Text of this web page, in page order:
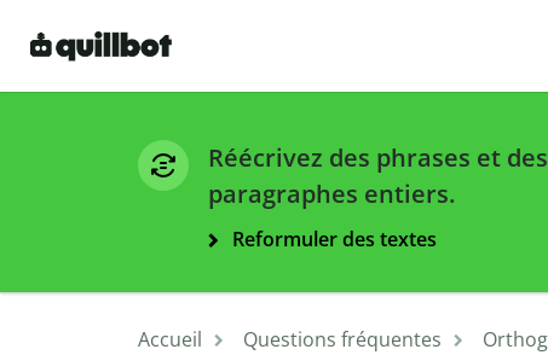
Réécrivez des phrases et des
paragraphes entiers.
Reformuler des textes
Accueil Questions fréquentes